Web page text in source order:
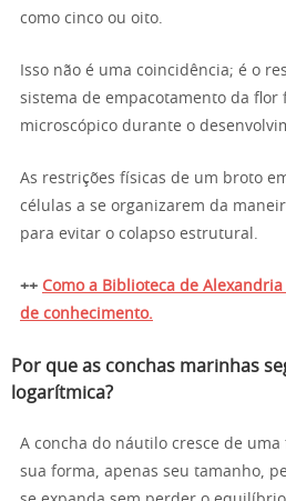
como cinco ou oito.
Isso não é uma coincidência; é o
sistema de empacotamento da flor
microscópico durante o
As restrições físicas de um broto
células a se organizarem da
para evitar o colapso estrutural.
++ Como a Biblioteca de
de conhecimento.
Por que as conchas marinhas
logarítmica?
A concha do náutilo cresce de
sua forma, apenas seu tamanho,